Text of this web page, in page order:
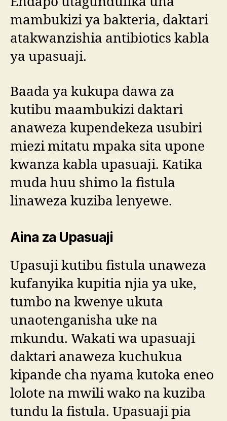
mambukizi ya bakteria, daktari
atakwanzishia antibiotics kabla
ya upasuaji.
Baada ya kukupa dawa za
kutibu maambukizi daktari
anaweza kupendekeza usubiri
miezi mitatu mpaka sita upone
kwanza kabla upasuaji. Katika
muda huu shimo la fistula
linaweza kuziba lenyewe.
Aina za Upasuaji
Upasuji kutibu fistula unaweza
kufanyika kupitia njia ya uke,
tumbo na kwenye ukuta
unaotenganisha uke na
mkundu. Wakati wa upasuaji
daktari anaweza kuchukua
kipande cha nyama kutoka eneo
lolote na mwili wako na kuziba
tundu la fistula. Upasuaji pia